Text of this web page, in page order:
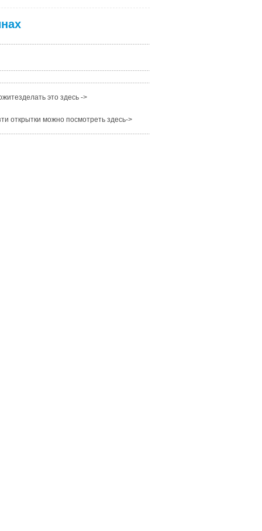
это здесь ->
открытки можно посмотреть здесь->